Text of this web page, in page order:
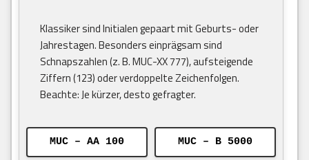
Klassiker sind Initialen gepaart mit Geburts- oder
Jahrestagen. Besonders einprägsam sind
Schnapszahlen (z. B. MUC-XX 777), aufsteigende
Ziffern (123) oder verdoppelte Zeichenfolgen.
Beachte: Je kürzer, desto gefragter.
MUC – AA 100 MUC – B 5000